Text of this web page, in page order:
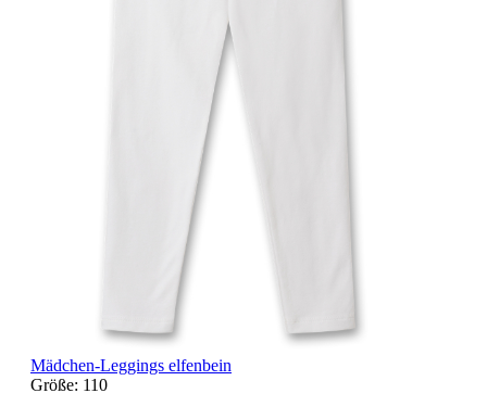
Mädchen-Leggings elfenbein
Größe: 110